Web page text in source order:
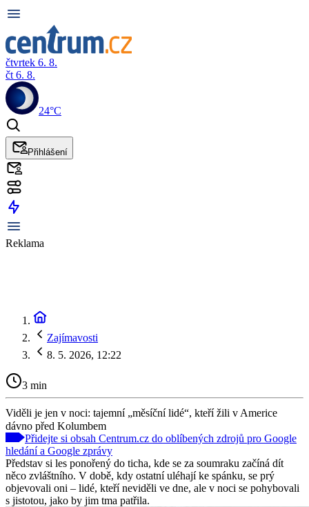
čtvrtek 6. 8.
čt 6. 8.
24°C
Přihlášení
Reklama
Zajímavosti
8. 5. 2026, 12:22
3 min
Viděli je jen v noci: tajemní „měsíční lidé“, kteří žili v Americe
dávno před Kolumbem
Přidejte si obsah Centrum.cz do oblíbených zdrojů pro Google
hledání a Google zprávy
Představ si les ponořený do ticha, kde se za soumraku začíná dít
něco zvláštního. V době, kdy ostatní uléhají ke spánku, se prý
objevovali oni – lidé, kteří neviděli ve dne, ale v noci se pohybovali
s jistotou, jako by jim tma patřila.